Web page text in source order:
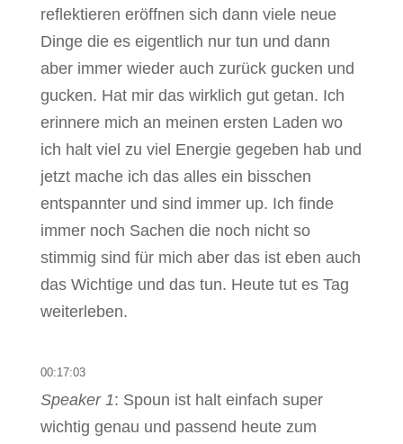
reflektieren eröffnen sich dann viele neue
Dinge die es eigentlich nur tun und dann
aber immer wieder auch zurück gucken und
gucken. Hat mir das wirklich gut getan. Ich
erinnere mich an meinen ersten Laden wo
ich halt viel zu viel Energie gegeben hab und
jetzt mache ich das alles ein bisschen
entspannter und sind immer up. Ich finde
immer noch Sachen die noch nicht so
stimmig sind für mich aber das ist eben auch
das Wichtige und das tun. Heute tut es Tag
weiterleben.
00:17:03
Speaker 1: Spoun ist halt einfach super
wichtig genau und passend heute zum